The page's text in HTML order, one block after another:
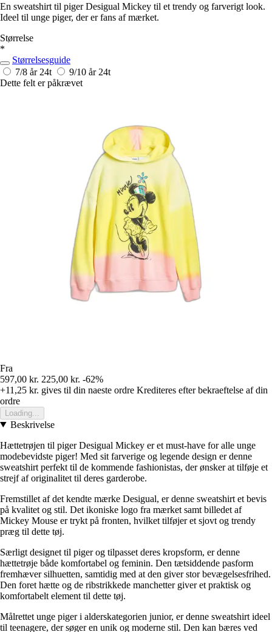
En sweatshirt til piger Desigual Mickey til et trendy og farverigt look.
Ideel til unge piger, der er fans af mærket.
Størrelse
*
Størrelsesguide
7/8 år 24t 9/10 år 24t
Dette felt er påkrævet
Fra
597,00 kr. 225,00 kr. -62%
+11,25 kr. gives til din naeste ordre Krediteres efter bekraeftelse af din
ordre
Loading...
Beskrivelse
Hættetrøjen til piger Desigual Mickey er et must-have for alle unge
modebevidste piger! Med sit farverige og legende design er denne
sweatshirt perfekt til de kommende fashionistas, der ønsker at tilføje et
strejf af originalitet til deres garderobe.
Fremstillet af det kendte mærke Desigual, er denne sweatshirt et bevis
på kvalitet og stil. Det ikoniske logo fra mærket samt billedet af
Mickey Mouse er trykt på fronten, hvilket tilføjer et sjovt og trendy
præg til dette tøj.
Særligt designet til piger og tilpasset deres kropsform, er denne
hættetrøje både komfortabel og feminin. Den tætsiddende pasform
fremhæver silhuetten, samtidig med at den giver stor bevægelsesfrihed.
Den foret hætte og de ribstrikkede manchetter giver et praktisk og
komfortabelt element til dette tøj.
Målrettet unge piger i alderskategorien junior, er denne sweatshirt ideel
til teenagere, der søger en unik og moderne stil. Den kan bæres ved